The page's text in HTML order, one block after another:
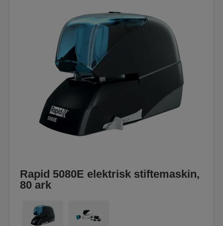
Rapid 5080E elektrisk stiftemaskin,
80 ark